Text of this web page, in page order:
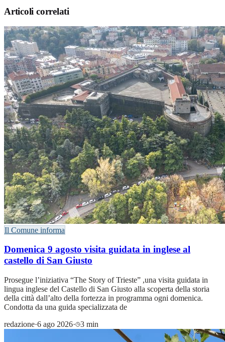
Articoli correlati
Il Comune informa
Domenica 9 agosto visita guidata in inglese al
castello di San Giusto
Prosegue l’iniziativa “The Story of Trieste” ,una visita guidata in
lingua inglese del Castello di San Giusto alla scoperta della storia
della città dall’alto della fortezza in programma ogni domenica.
Condotta da una guida specializzata de
redazione·6 ago 2026· 3 min